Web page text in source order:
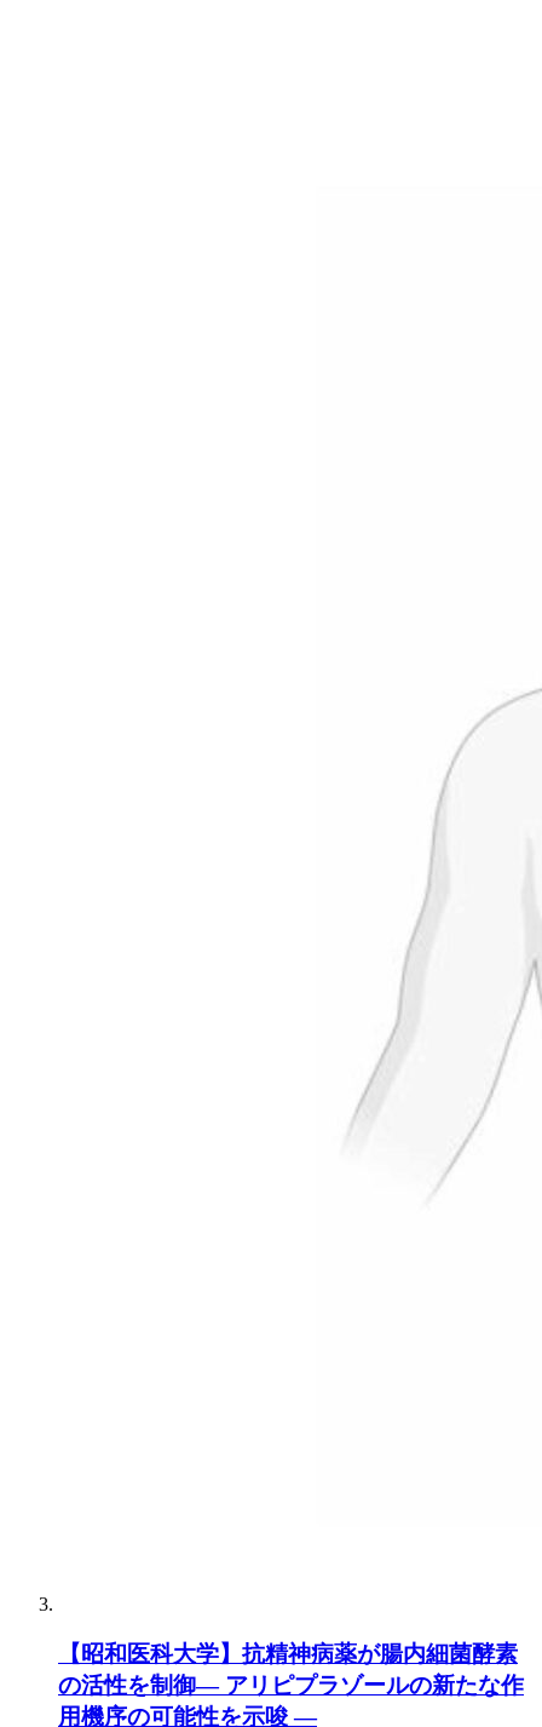
【昭和医科大学】抗精神病薬が腸内細菌酵素
の活性を制御― アリピプラゾールの新たな作
用機序の可能性を示唆 ―